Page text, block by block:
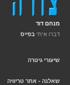
מנחם דוד
דברו איתי בפייס
שיעורי גיטרה
שאלנה - אתר טריוויה